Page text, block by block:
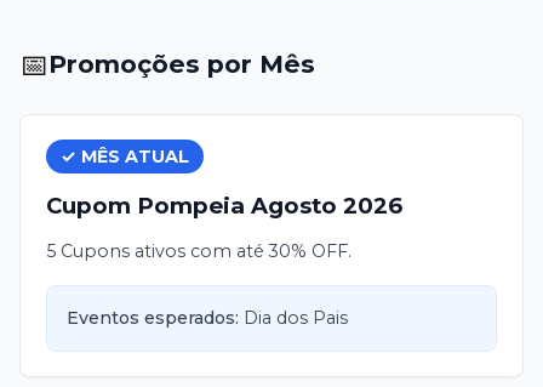
📅Promoções por Mês
✓ MÊS ATUAL
Cupom Pompeia Agosto 2026
5 Cupons ativos com até 30% OFF.
Eventos esperados: Dia dos Pais